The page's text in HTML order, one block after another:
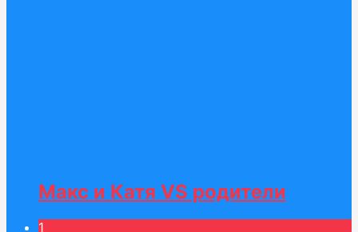
Макс и Катя VS родители
1